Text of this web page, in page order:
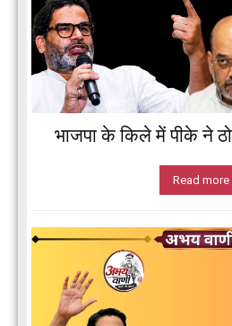
भाजपा के किले में पीके ने
Read more